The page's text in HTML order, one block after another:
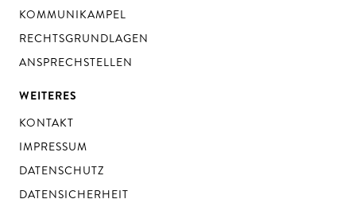
KOMMUNIKAMPEL
RECHTSGRUNDLAGEN
ANSPRECHSTELLEN
WEITERES
KONTAKT
IMPRESSUM
DATENSCHUTZ
DATENSICHERHEIT